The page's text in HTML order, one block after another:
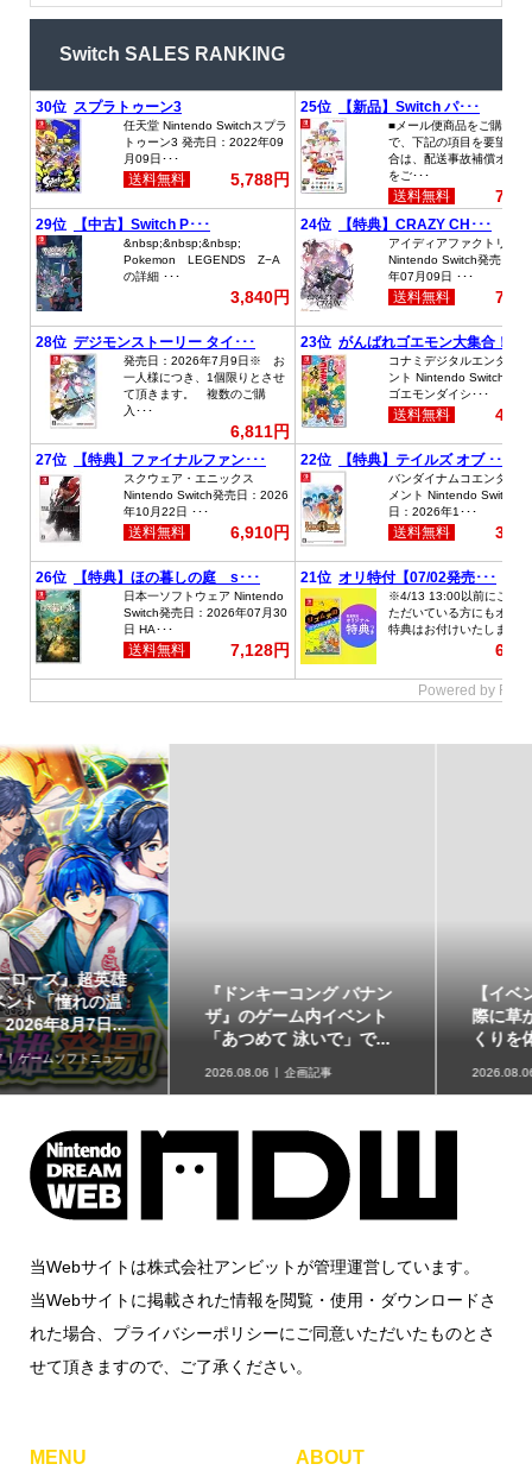
Switch SALES RANKING
『ドンキーコング バナン
ザ』のゲーム内イベント
「あつめて 泳いで」で...
2026.08.06 企画記事
【イベントレポート】実
際に草が揺れる生息地づ
くりを体験!!「リアル『...
2026.08.06
当Webサイトは株式会社アンビットが管理運営しています。
当Webサイトに掲載された情報を閲覧・使用・ダウンロードさ
れた場合、プライバシーポリシーにご同意いただいたものとさ
せて頂きますので、ご了承ください。
MENU ABOUT